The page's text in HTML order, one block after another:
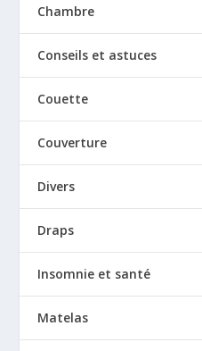
Chambre
Conseils et astuces
Couette
Couverture
Divers
Draps
Insomnie et santé
Matelas